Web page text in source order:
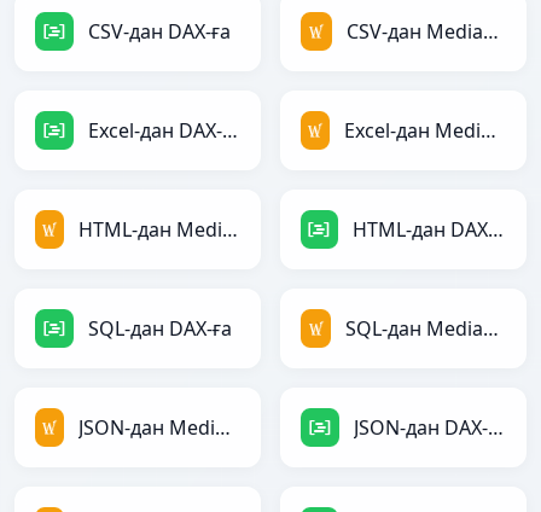
CSV-дан DAX-ға CSV-дан MediaWiki-ға
Excel-дан DAX-ға Excel-дан MediaWiki-ға
HTML-дан MediaWiki-ға HTML-дан DAX-ға
SQL-дан DAX-ға SQL-дан MediaWiki-ға
JSON-дан MediaWiki-ға JSON-дан DAX-ға